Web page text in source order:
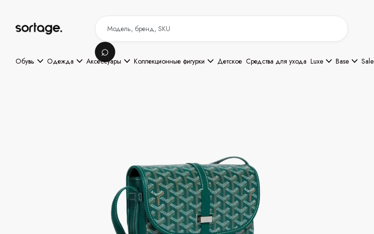
Обувь Одежда Аксессуары Коллекционные фигурки Детское Средства для ухода Luxe Base Sale